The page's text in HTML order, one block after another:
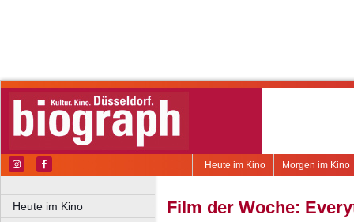
Morgen im Kino
Heute im Kino
Heute im Kino
Film der Woche: